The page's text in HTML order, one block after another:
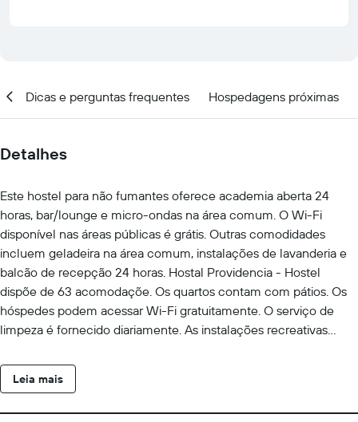
Dicas e perguntas frequentes Hospedagens próximas
Detalhes
Este hostel para não fumantes oferece academia aberta 24
horas, bar/lounge e micro-ondas na área comum. O Wi-Fi
disponível nas áreas públicas é grátis. Outras comodidades
incluem geladeira na área comum, instalações de lavanderia e
balcão de recepção 24 horas. Hostal Providencia - Hostel
dispõe de 63 acomodaçõe. Os quartos contam com pátios. Os
hóspedes podem acessar Wi-Fi gratuitamente. O serviço de
limpeza é fornecido diariamente. As instalações recreativas
As atividades recreativas listadas abaixo estão disponíveis na
propriedade ou perto dele, e poderá haver cobrança de taxa.
Leia mais